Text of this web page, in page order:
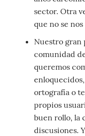
sector. Otra
que no se
Nuestro gran
comunidad
queremos
ortografía o
propios
buen rollo, la
discusiones.